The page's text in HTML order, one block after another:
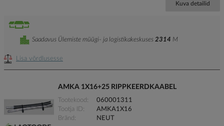
Kuva detailid
Lisa võrdlusesse
Saadavus Ülemiste müügi- ja logistikakeskuses 2314 M
AMKA 1X16+25 RIPPKEERDKAABEL
Tootekood
060001311
Tootja ID
AMKA1X16
Bränd
NEUT